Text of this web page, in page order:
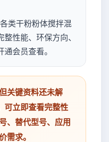
类干粉粉体搅拌混
性能、环保方向、
会员查看。
关键资料还未解
可立即查看完整性
、替代型号、应用
需求。